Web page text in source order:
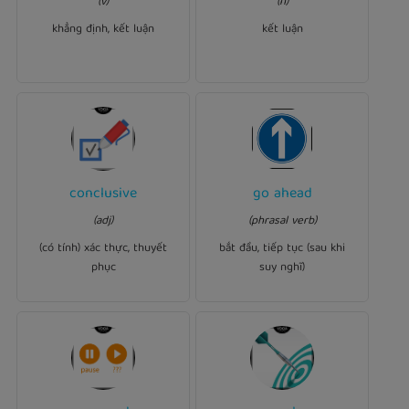
khẳng định, kết luận
know.
kết luận
conclusive
(adj)
(có tính) xác thực, thuyết
phục
Ví dụ:
There is no
conclusive
evidence to suggest that
she was murdered.
go ahead
(phrasal verb)
bắt đầu, tiếp tục (sau khi
suy nghĩ)
Ví dụ:
Five of the six members
felt that they should go
ahead
with the plan.